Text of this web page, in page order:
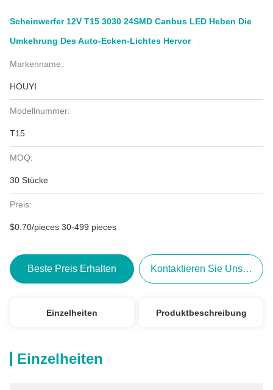
Scheinwerfer 12V T15 3030 24SMD Canbus LED Heben Die
Umkehrung Des Auto-Ecken-Lichtes Hervor
Markenname:
HOUYI
Modellnummer:
T15
MOQ:
30 Stücke
Preis:
$0.70/pieces 30-499 pieces
Beste Preis Erhalten Kontaktieren Sie Uns Jetzt
Einzelheiten Produktbeschreibung
Einzelheiten